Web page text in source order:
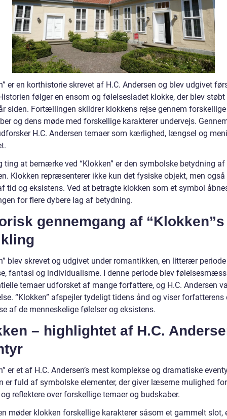
er en korthistorie skrevet af H.C. Andersen og blev udgivet
følger en ensom og følelsesladet klokke, der blev
siden. Fortællingen skildrer klokkens rejse gennem forskellige
og dens møde med forskellige karakterer undervejs.
H.C. Andersen temaer som kærlighed, længsel og
ting at bemærke ved “Klokken” er den symbolske betydning
Klokken repræsenterer ikke kun det fysiske objekt, men også
tid og eksistens. Ved at betragte klokken som et symbol
for flere dybere lag af betydning.
gennemgang af “Klokken”s
blev skrevet og udgivet under romantikken, en litterær
fantasi og individualisme. I denne periode blev
temaer udforsket af mange forfattere, og H.C. Andersen
“Klokken” afspejler tydeligt tidens ånd og viser forfatterens
af de menneskelige følelser og eksistens.
– highlightet af H.C.
er et af H.C. Andersen’s mest komplekse og dramatiske
er fuld af symbolske elementer, der giver læserne mulighed
reflektere over forskellige temaer og budskaber.
møder klokken forskellige karakterer såsom et gammelt slot,